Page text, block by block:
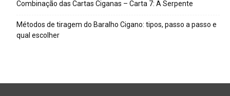
Combinação das Cartas Ciganas – Carta 7: A Serpente
Métodos de tiragem do Baralho Cigano: tipos, passo a passo e
qual escolher